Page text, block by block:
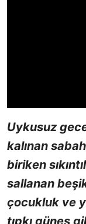
Uykusuz
kalınan
biriken
sallanan
çocukluk ve